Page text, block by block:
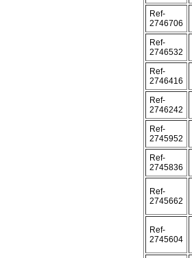
Ref-
2746706
Ref-
2746532
Ref-
2746416
Ref-
2746242
Ref-
2745952
Ref-
2745836
Ref-
2745662
Ref-
2745604